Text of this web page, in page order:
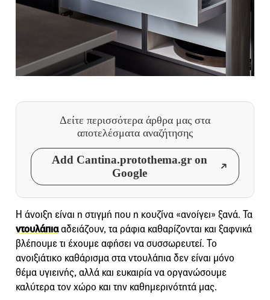
Δείτε περισσότερα άρθρα μας στα
αποτελέσματα αναζήτησης
Add Cantina.protothema.gr on
Google
Η άνοιξη είναι η στιγμή που η κουζίνα «ανοίγει» ξανά. Τα
ντουλάπιααδειάζουν, τα ράφια καθαρίζονται και ξαφνικά
βλέπουμε τι έχουμε αφήσει να συσσωρευτεί. Το
ανοιξιάτικο καθάρισμα στα ντουλάπια δεν είναι μόνο
θέμα υγιεινής, αλλά και ευκαιρία να οργανώσουμε
καλύτερα τον χώρο και την καθημερινότητά μας.